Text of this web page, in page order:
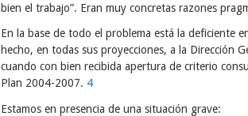
bien el trabajo”. Eran muy concretas razones
En la base de todo el problema está la deficiente
hecho, en todas sus proyecciones, a la Dirección
cuando con bien recibida apertura de criterio
Plan 2004-2007. 4
Estamos en presencia de una situación grave: